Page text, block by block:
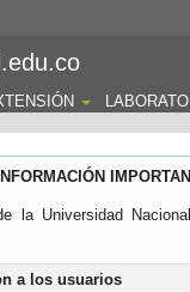
INFORMACIÓN
la Universidad
a los usuarios